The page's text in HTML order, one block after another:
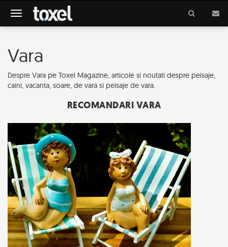
Meniu
Vara
Despre Vara pe Toxel Magazine, articole si noutati despre peisaje,
caini, vacanta, soare, de vara si peisaje de vara.
RECOMANDARI VARA